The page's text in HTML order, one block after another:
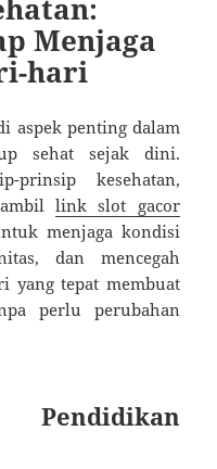
Menjaga
hari
aspek penting dalam
sehat sejak dini.
prinsip kesehatan,
link slot gacor
menjaga kondisi
dan mencegah
yang tepat membuat
perlu perubahan